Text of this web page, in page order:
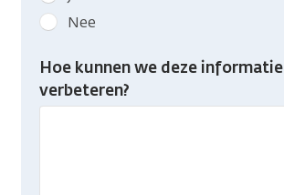
kanker.nl
feedback:
Heb
gevonden
Nee
Hoe kunnen we deze informatie
verbeteren?